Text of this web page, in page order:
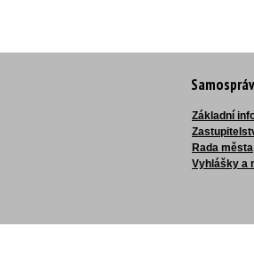
Základní
Rada města
Vyhlášky a